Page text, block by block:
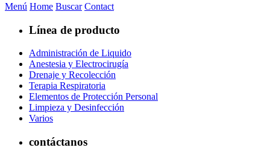
Menú Home Buscar Contact
Línea de producto
Administración de Liquido
Anestesia y Electrocirugía
Drenaje y Recolección
Terapia Respiratoria
Elementos de Protección Personal
Limpieza y Desinfección
Varios
contáctanos